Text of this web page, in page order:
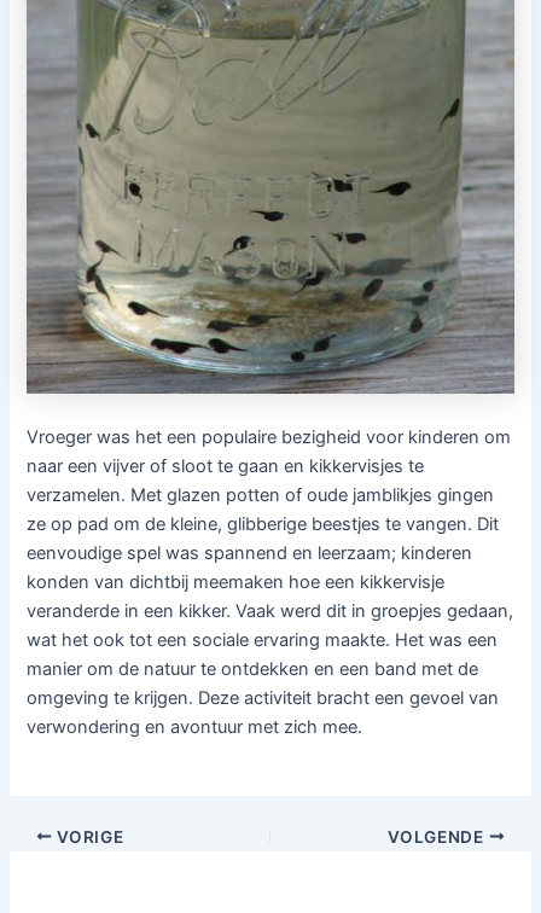
Vroeger was het een populaire bezigheid voor kinderen om
naar een vijver of sloot te gaan en kikkervisjes te
verzamelen. Met glazen potten of oude jamblikjes gingen
ze op pad om de kleine, glibberige beestjes te vangen. Dit
eenvoudige spel was spannend en leerzaam; kinderen
konden van dichtbij meemaken hoe een kikkervisje
veranderde in een kikker. Vaak werd dit in groepjes gedaan,
wat het ook tot een sociale ervaring maakte. Het was een
manier om de natuur te ontdekken en een band met de
omgeving te krijgen. Deze activiteit bracht een gevoel van
verwondering en avontuur met zich mee.
VORIGE VOLGENDE